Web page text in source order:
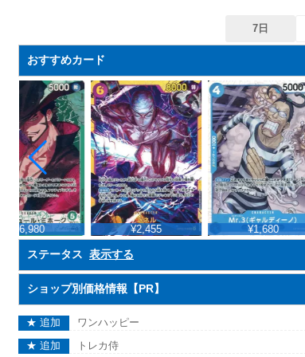
7日
おすすめカード
¥6,980 ¥2,455 ¥1,680
ステータス 表示する
ショップ別価格情報【PR】
★ 追加 ワンハッピー
★ 追加
トレカ侍